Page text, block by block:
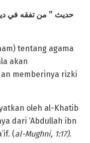
حديث ” من تفقه في
tentang agama
akan
memberinya rizki
oleh al-Khatib
dari ‘Abdullah ibn
(al-Mughni, 1:17).